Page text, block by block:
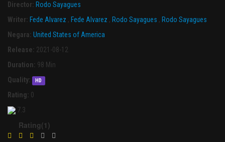
Director: Rodo Sayagues
Writer: Fede Alvarez , Fede Alvarez , Rodo Sayagues , Rodo Sayagues
Negara: United States of America
Release: 2021-08-12
Duration: 98 Min
Quality:
HD
Rating: 0
7.3
Rating(1)